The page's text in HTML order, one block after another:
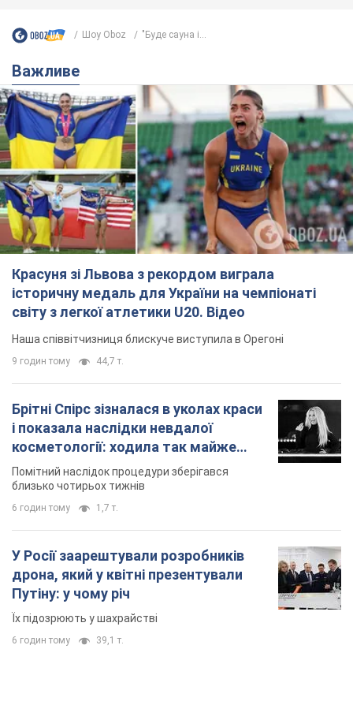
Шоу Oboz "Буде сауна і...
Важливе
Красуня зі Львова з рекордом виграла
історичну медаль для України на чемпіонаті
світу з легкої атлетики U20. Відео
Наша співвітчизниця блискуче виступила в Орегоні
9 годин тому 44,7 т.
Брітні Спірс зізналася в уколах краси
і показала наслідки невдалої
косметології: ходила так майже
місяць
Помітний наслідок процедури зберігався
близько чотирьох тижнів
6 годин тому 1,7 т.
У Росії заарештували розробників
дрона, який у квітні презентували
Путіну: у чому річ
Їх підозрюють у шахрайстві
6 годин тому 39,1 т.